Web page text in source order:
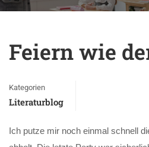
Feiern wie
Kategorien
Literaturblog
Ich putze mir noch einmal schnell